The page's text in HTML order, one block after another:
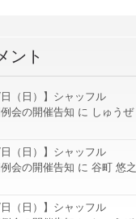
ント
日（日）】シャッフル
会の開催告知 に しゅうぜ
日（日）】シャッフル
会の開催告知 に谷町 悠之
日（日）】シャッフル